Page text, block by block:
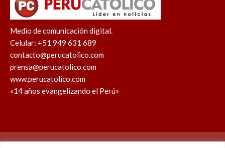
Medio de comunicación digital.
Celular: +51 949 631 689
contacto@perucatolico.com
prensa@perucatolico.com
www.perucatolico.com
«14 años evangelizando el Perú»